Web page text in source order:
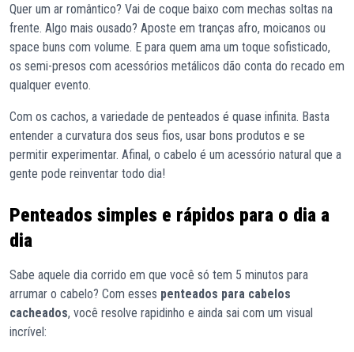
Quer um ar romântico? Vai de coque baixo com mechas soltas na
frente. Algo mais ousado? Aposte em tranças afro, moicanos ou
space buns com volume. E para quem ama um toque sofisticado,
os semi-presos com acessórios metálicos dão conta do recado em
qualquer evento.
Com os cachos, a variedade de penteados é quase infinita. Basta
entender a curvatura dos seus fios, usar bons produtos e se
permitir experimentar. Afinal, o cabelo é um acessório natural que a
gente pode reinventar todo dia!
Penteados simples e rápidos para o dia a
dia
Sabe aquele dia corrido em que você só tem 5 minutos para
arrumar o cabelo? Com esses penteados para cabelos
cacheados, você resolve rapidinho e ainda sai com um visual
incrível: